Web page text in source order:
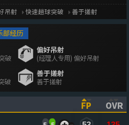
吊射 快速趟球突破 善于搓射
部经历
破
偏好吊射
(经理人专用) 偏好吊射
破
善于搓射
善于搓射
FP
OVR